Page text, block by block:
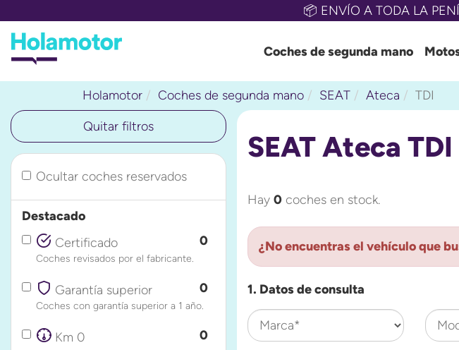
📦 ENVÍO A TODA LA
Coches de segunda mano
Holamotor Coches de segunda mano SEAT Ateca TDI
SEAT Ateca
Hay 0 coches en stock.
¿No encuentras el vehículo que
1. Datos de consulta
Marca*
Quitar filtros
Ocultar coches reservados
Destacado
Certificado
0
Coches revisados por el fabricante.
Garantía superior 0
Coches con garantía superior a 1 año.
Km 0
0